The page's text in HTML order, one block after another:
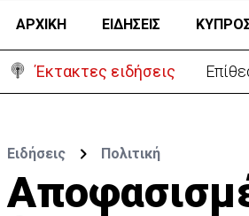
ΑΡΧΙΚΗ ΕΙΔΗΣΕΙΣ
Έκτακτες ειδήσεις Ο
Ειδήσεις Πολιτική